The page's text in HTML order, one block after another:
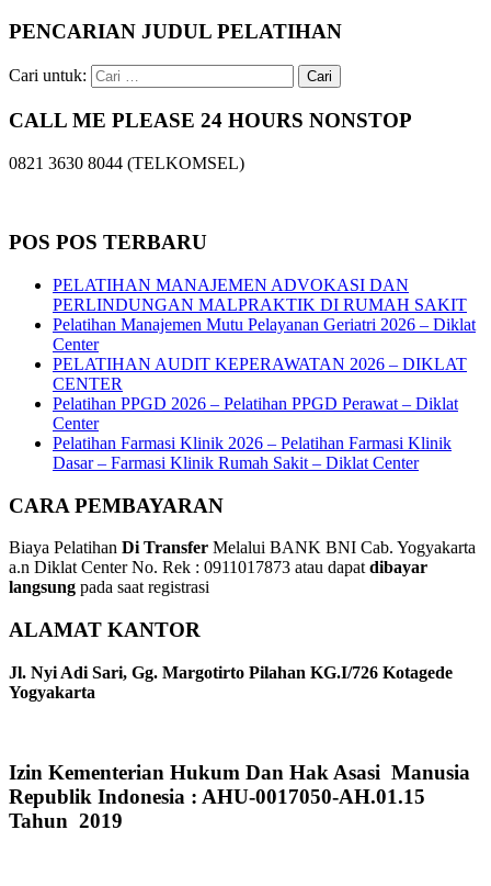
PENCARIAN JUDUL PELATIHAN
Cari untuk:
CALL ME PLEASE 24 HOURS NONSTOP
0821 3630 8044 (TELKOMSEL)
POS POS TERBARU
PELATIHAN MANAJEMEN ADVOKASI DAN
PERLINDUNGAN MALPRAKTIK DI RUMAH SAKIT
Pelatihan Manajemen Mutu Pelayanan Geriatri 2026 – Diklat
Center
PELATIHAN AUDIT KEPERAWATAN 2026 – DIKLAT
CENTER
Pelatihan PPGD 2026 – Pelatihan PPGD Perawat – Diklat
Center
Pelatihan Farmasi Klinik 2026 – Pelatihan Farmasi Klinik
Dasar – Farmasi Klinik Rumah Sakit – Diklat Center
CARA PEMBAYARAN
Biaya Pelatihan Di Transfer Melalui BANK BNI Cab. Yogyakarta
a.n Diklat Center No. Rek : 0911017873 atau dapatdibayar
langsung pada saat registrasi
ALAMAT KANTOR
Jl. Nyi Adi Sari, Gg. Margotirto Pilahan KG.I/726 Kotagede
Yogyakarta
Izin Kementerian Hukum Dan Hak Asasi Manusia
Republik Indonesia : AHU-0017050-AH.01.15
Tahun 2019